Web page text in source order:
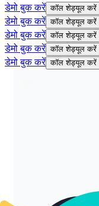
डेमो बुक करें कॉल शेड्यूल करें
डेमो बुक करें कॉल शेड्यूल करें
डेमो बुक करें कॉल शेड्यूल करें
डेमो बुक करें कॉल शेड्यूल करें
डेमो बुक करें कॉल शेड्यूल करें